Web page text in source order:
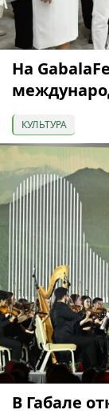
На
КУЛЬТУРА
В Габале